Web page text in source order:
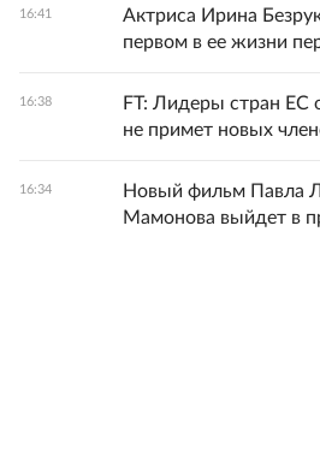
16:41
Актриса Ирина
первом в ее жизни
16:38
FT: Лидеры стран ЕС
не примет новых
16:34
Новый фильм Павла
Мамонова выйдет в